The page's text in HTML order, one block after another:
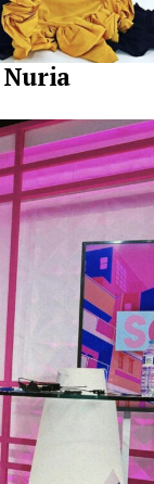
Nuria